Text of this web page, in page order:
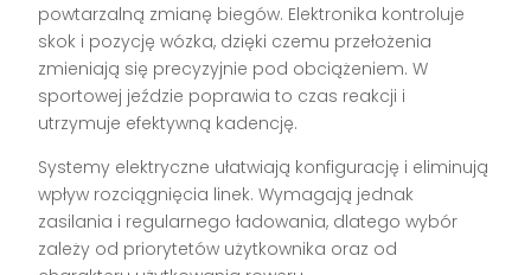
powtarzalną zmianę biegów. Elektronika kontroluje
skok i pozycję wózka, dzięki czemu przełożenia
zmieniają się precyzyjnie pod obciążeniem. W
sportowej jeździe poprawia to czas reakcji i
utrzymuje efektywną kadencję.
Systemy elektryczne ułatwiają konfigurację i eliminują
wpływ rozciągnięcia linek. Wymagają jednak
zasilania i regularnego ładowania, dlatego wybór
zależy od priorytetów użytkownika oraz od